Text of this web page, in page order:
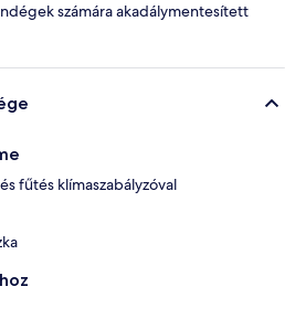
számára akadálymentesített
fűtés klímaszabályzóval